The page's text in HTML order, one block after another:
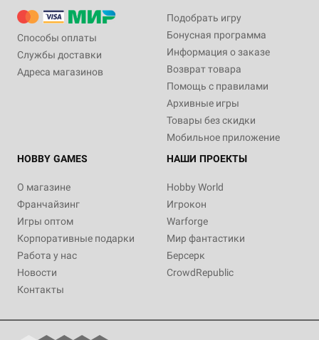
Способы оплаты
Службы доставки
Адреса магазинов
Подобрать игру
Бонусная программа
Информация о заказе
Возврат товара
Помощь с правилами
Архивные игры
Товары без скидки
Мобильное приложение
HOBBY GAMES
О магазине
Франчайзинг
Игры оптом
Корпоративные подарки
Работа у нас
Новости
Контакты
НАШИ ПРОЕКТЫ
Hobby World
Игрокон
Warforge
Мир фантастики
Берсерк
CrowdRepublic